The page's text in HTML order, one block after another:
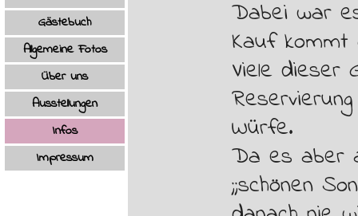
Gästebuch
Allgemeine Fotos
Über uns
Ausstellungen
Infos
Impressum
Dabei war
Kauf kommt
Viele dieser
Würfe.
Da es aber
;;schönen